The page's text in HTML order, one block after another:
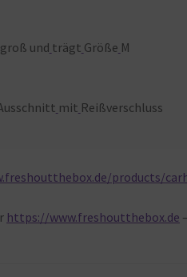
groß und trägt Größe M
mit Reißverschluss
products/
https://www.freshoutthebox.de –